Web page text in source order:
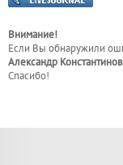
Внимание!
Если Вы обнаружили
Александр
Спасибо!